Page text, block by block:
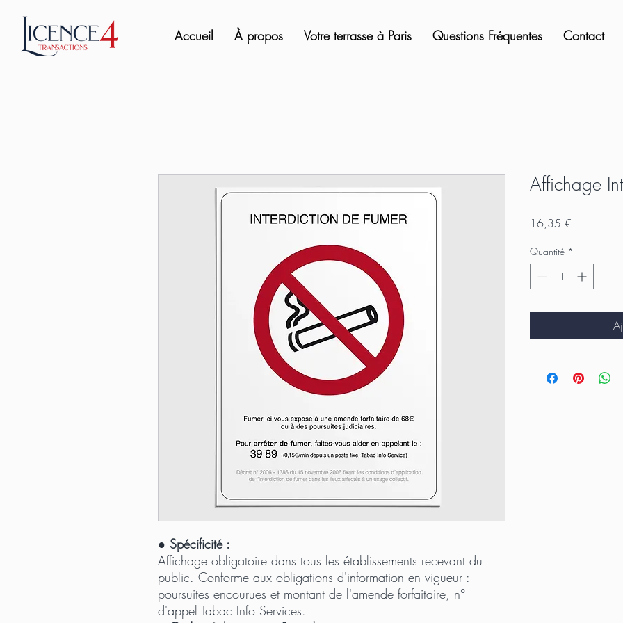
Accueil À propos Votre terrasse à Paris Questions Fréquentes Contact
● Spécificité :
Affichage obligatoire dans tous les établissements recevant du
public. Conforme aux obligations d'information en vigueur :
poursuites encourues et montant de l'amende forfaitaire, n°
d'appel Tabac Info Services.
Affichage
16,35 €
Quantité *